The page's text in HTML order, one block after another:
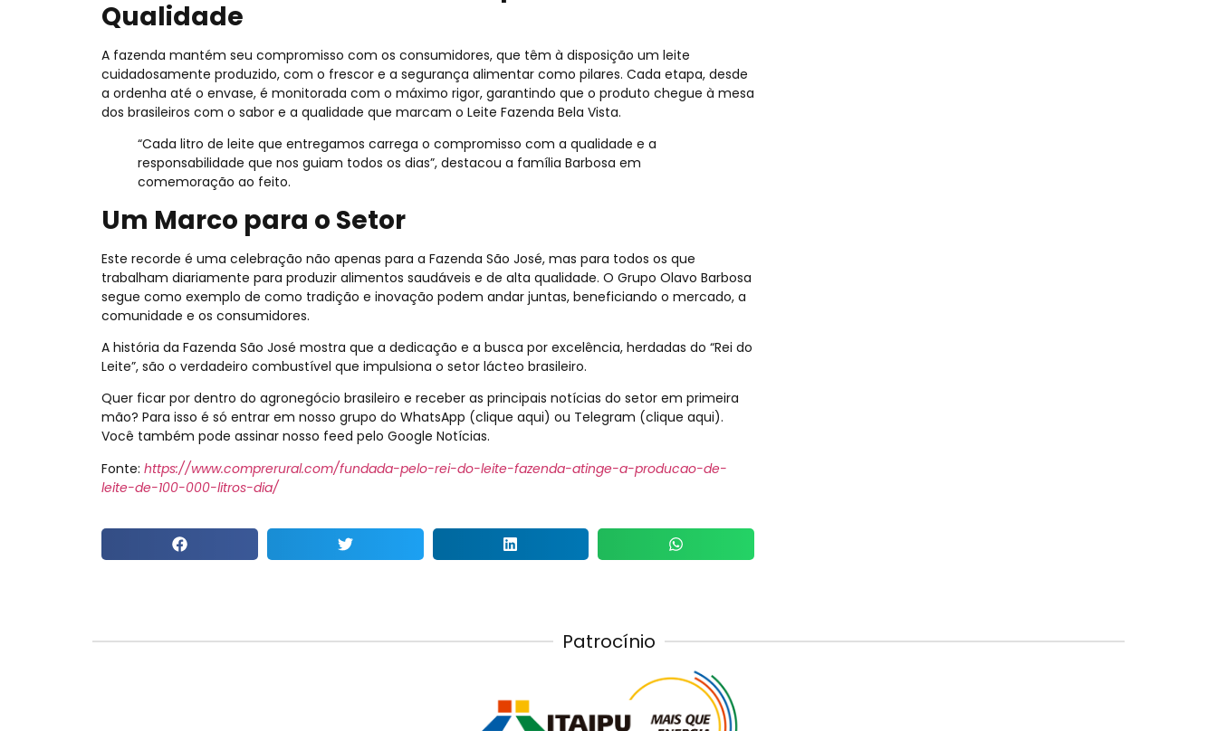
Qualidade
A fazenda mantém seu compromisso com os consumidores, que têm à disposição um leite
cuidadosamente produzido, com o frescor e a segurança alimentar como pilares. Cada etapa, desde
a ordenha até o envase, é monitorada com o máximo rigor, garantindo que o produto chegue à mesa
dos brasileiros com o sabor e a qualidade que marcam o Leite Fazenda Bela Vista.
“Cada litro de leite que entregamos carrega o compromisso com a qualidade e a
responsabilidade que nos guiam todos os dias”, destacou a família Barbosa em
comemoração ao feito.
Um Marco para o Setor
Este recorde é uma celebração não apenas para a Fazenda São José, mas para todos os que
trabalham diariamente para produzir alimentos saudáveis e de alta qualidade. O Grupo Olavo Barbosa
segue como exemplo de como tradição e inovação podem andar juntas, beneficiando o mercado, a
comunidade e os consumidores.
A história da Fazenda São José mostra que a dedicação e a busca por excelência, herdadas do “Rei do
Leite”, são o verdadeiro combustível que impulsiona o setor lácteo brasileiro.
Quer ficar por dentro do agronegócio brasileiro e receber as principais notícias do setor em primeira
mão? Para isso é só entrar em nosso grupo do WhatsApp (clique aqui) ou Telegram (clique aqui).
Você também pode assinar nosso feed pelo Google Notícias.
Fonte: https://www.comprerural.com/fundada-pelo-rei-do-leite-fazenda-atinge-a-producao-de-
leite-de-100-000-litros-dia/
Patrocínio